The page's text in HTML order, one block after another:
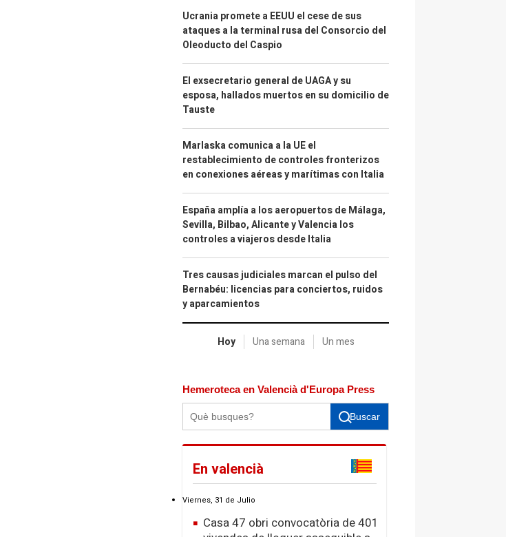
Ucrania promete a EEUU el cese de sus
ataques a la terminal rusa del Consorcio del
Oleoducto del Caspio
El exsecretario general de UAGA y su
esposa, hallados muertos en su domicilio de
Tauste
Marlaska comunica a la UE el
restablecimiento de controles fronterizos
en conexiones aéreas y marítimas con Italia
España amplía a los aeropuertos de Málaga,
Sevilla, Bilbao, Alicante y Valencia los
controles a viajeros desde Italia
Tres causas judiciales marcan el pulso del
Bernabéu: licencias para conciertos, ruidos
y aparcamientos
Hoy Una semana Un mes
Hemeroteca en Valencià d'Europa Press
Buscar
En valencià
Viernes, 31 de Julio
Casa 47 obri convocatòria de 401